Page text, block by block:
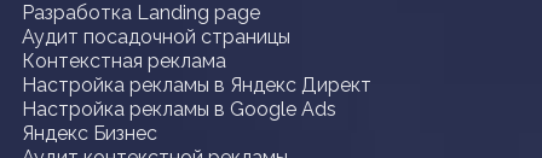
Разработка Landing page
Аудит посадочной страницы
Контекстная реклама
Настройка рекламы в Яндекс Директ
Настройка рекламы в Google Ads
Яндекс Бизнес